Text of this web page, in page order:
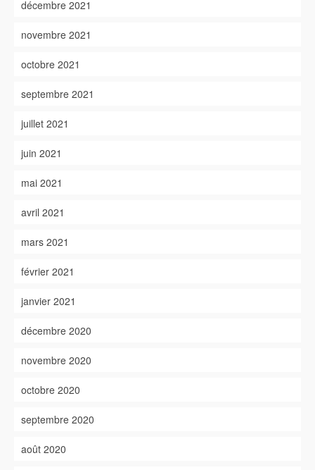
décembre 2021
novembre 2021
octobre 2021
septembre 2021
juillet 2021
juin 2021
mai 2021
avril 2021
mars 2021
février 2021
janvier 2021
décembre 2020
novembre 2020
octobre 2020
septembre 2020
août 2020